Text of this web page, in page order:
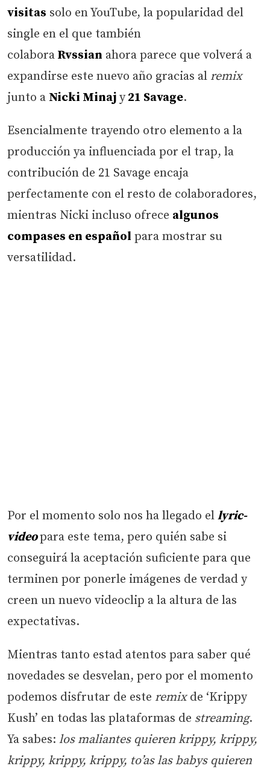
visitas solo en YouTube, la popularidad del
single en el que también
colabora Rvssian ahora parece que volverá a
expandirse este nuevo año gracias al remix
junto a Nicki Minaj y21 Savage.
Esencialmente trayendo otro elemento a la
producción ya influenciada por el trap, la
contribución de 21 Savage encaja
perfectamente con el resto de colaboradores,
mientras Nicki incluso ofrece algunos
compases en español para mostrar su
versatilidad.
Por el momento solo nos ha llegado el lyric-
videopara este tema, pero quién sabe si
conseguirá la aceptación suficiente para que
terminen por ponerle imágenes de verdad y
creen un nuevo videoclip a la altura de las
expectativas.
Mientras tanto estad atentos para saber qué
novedades se desvelan, pero por el momento
podemos disfrutar de este remixde ‘Krippy
Kush’ en todas las plataformas de streaming.
Ya sabes: los maliantes quieren krippy, krippy,
krippy, krippy, krippy, to’as las babys quieren